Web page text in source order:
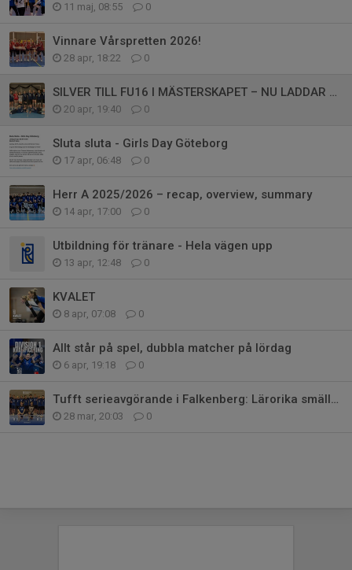
11 maj, 08:55 0
Vinnare Vårspretten 2026!
28 apr, 18:22 0
SILVER TILL FU16 I MÄSTERSKAPET – NU LADDAR VI FÖR VÅRSPRETTEN!
20 apr, 19:40 0
Sluta sluta - Girls Day Göteborg
17 apr, 06:48 0
Herr A 2025/2026 – recap, overview, summary
14 apr, 17:00 0
Utbildning för tränare - Hela vägen upp
13 apr, 12:48 0
KVALET
8 apr, 07:08 0
Allt står på spel, dubbla matcher på lördag
6 apr, 19:18 0
Tufft serieavgörande i Falkenberg: Lärorika smällar för Akademigrabbar
28 mar, 20:03 0